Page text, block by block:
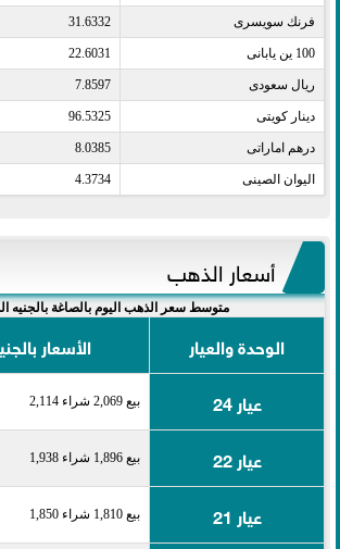
فرنك سويسرى​ 31.6332
100 ين يابانى​ 22.6031
ريال سعودى​ 7.8597
دينار كويتى​ 96.5325
درهم اماراتى​ 8.0385
اليوان الصينى​ 4.3734
أسعار الذهب
متوسط سعر الذهب اليوم بالصاغة بالجنيه
الوحدة والعيار
الأسعار
عيار 24
بيع 2,069 شراء 2,114
عيار 22 بيع 1,896 شراء 1,938
عيار 21 بيع 1,810 شراء 1,850